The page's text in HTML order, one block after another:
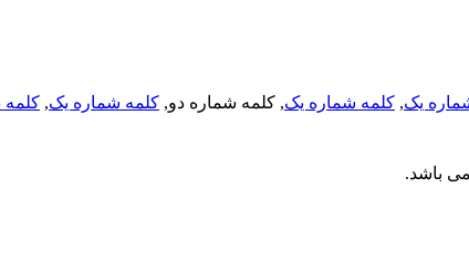
یک, کلمه شماره یک, کلمه شماره دو, کلمه شماره یک, کلمه
می باشد.